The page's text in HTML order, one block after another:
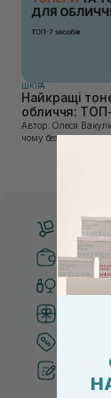
ШКIРА
Найкращі
обличчя:
Автор: Олеся Вакулко [artnav] У цій статті ми
чому без тонера
знайти засіб під
думка, що
Тільки